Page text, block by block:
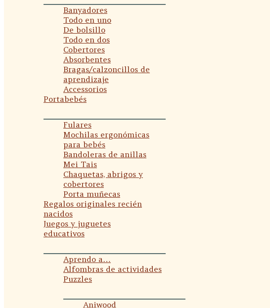
Banyadores
Todo en uno
De bolsillo
Todo en dos
Cobertores
Absorbentes
Bragas/calzoncillos de
aprendizaje
Accessorios
Portabebés
Fulares
Mochilas ergonómicas
para bebés
Bandoleras de anillas
Mei Tais
Chaquetas, abrigos y
cobertores
Porta muñecas
Regalos originales recién
nacidos
Juegos y juguetes
educativos
Aprendo a…
Alfombras de actividades
Puzzles
Aniwood